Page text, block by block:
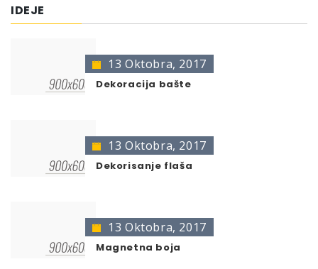
IDEJE
13 Oktobra, 2017
Dekoracija bašte
13 Oktobra, 2017
Dekorisanje flaša
13 Oktobra, 2017
Magnetna boja